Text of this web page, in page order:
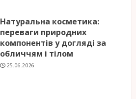
Натуральна косметика:
переваги природних
компонентів у догляді за
обличчям і тілом
25.06.2026